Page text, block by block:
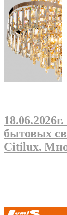
18.06.2026г.
бытовых
Citilux.